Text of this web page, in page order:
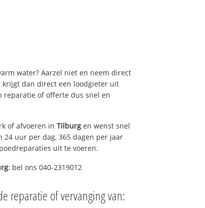
water? Aarzel niet en neem direct
krijgt dan direct een loodgieter uit
reparatie of offerte dus snel en
of afvoeren in Tilburg en wenst snel
24 uur per dag, 365 dagen per jaar
uit te voeren.
: bel ons 040-2319012
reparatie of vervanging van: